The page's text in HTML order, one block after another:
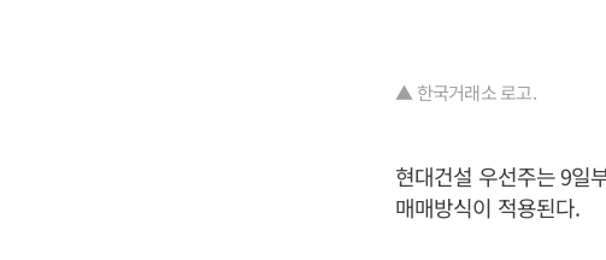
▲ 한국거래소 로고.
현대건설 우선주는 9일
매매방식이 적용된다.